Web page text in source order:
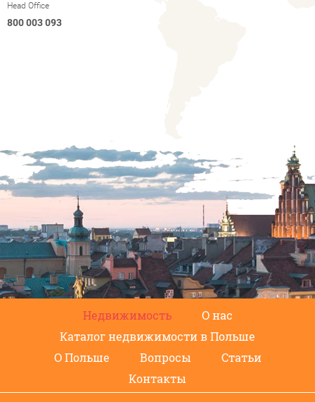
Head Office
800 003 093
Недвижимость
О нас
Каталог недвижимости в Польше
О Польше
Вопросы
Статьи
Контакты